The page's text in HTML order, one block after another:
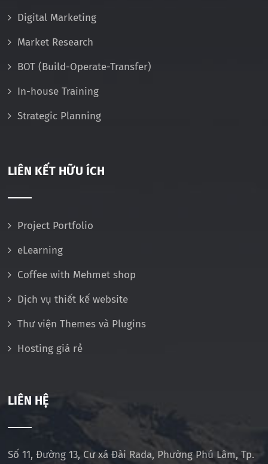
Digital Marketing
Market Research
BOT (Build-Operate-Transfer)
In-house Training
Strategic Planning
LIÊN KẾT HỮU ÍCH
Project Portfolio
eLearning
Coffee with Mehmet shop
Dịch vụ thiết kế website
Thư viện Themes và Plugins
Hosting giá rẻ
LIÊN HỆ
Số 11, Đường 13, Cư xá Đài Rada, Phường Phú Lâm, Tp.